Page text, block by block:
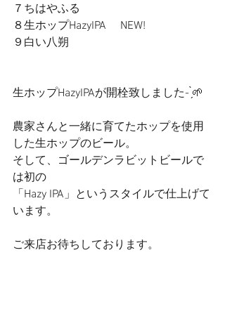
７ちはやふる
８生ホップHazyIPA     NEW!
９白い八朔
生ホップHazyIPAが開栓致しました- ̗̀🌱
農家さんと一緒に育てたホップを使用
した生ホップのビール。
そして、ゴールデンラビットビールで
は初の
「Hazy IPA」というスタイルで仕上げて
います。
ご来店お待ちしております。